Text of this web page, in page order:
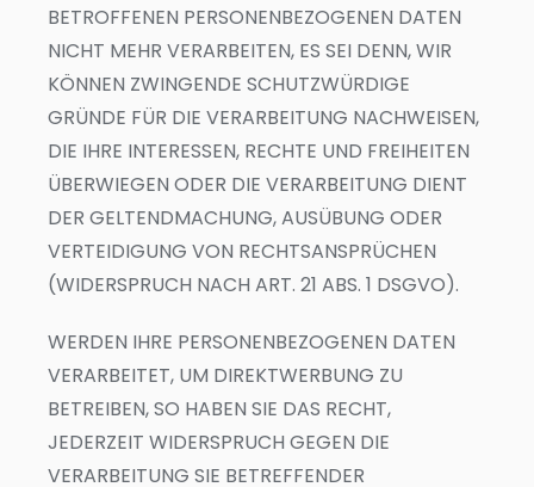
BETROFFENEN PERSONENBEZOGENEN DATEN
NICHT MEHR VERARBEITEN, ES SEI DENN, WIR
KÖNNEN ZWINGENDE SCHUTZWÜRDIGE
GRÜNDE FÜR DIE VERARBEITUNG NACHWEISEN,
DIE IHRE INTERESSEN, RECHTE UND FREIHEITEN
ÜBERWIEGEN ODER DIE VERARBEITUNG DIENT
DER GELTENDMACHUNG, AUSÜBUNG ODER
VERTEIDIGUNG VON RECHTSANSPRÜCHEN
(WIDERSPRUCH NACH ART. 21 ABS. 1 DSGVO).
WERDEN IHRE PERSONENBEZOGENEN DATEN
VERARBEITET, UM DIREKTWERBUNG ZU
BETREIBEN, SO HABEN SIE DAS RECHT,
JEDERZEIT WIDERSPRUCH GEGEN DIE
VERARBEITUNG SIE BETREFFENDER